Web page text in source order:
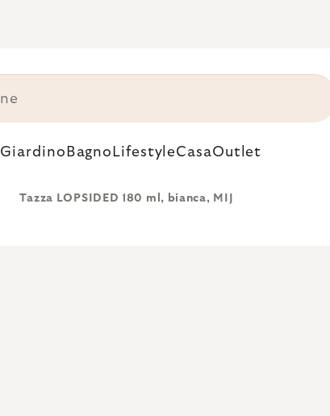
Giardino Bagno LifestyleCasaOutlet
Tazza LOPSIDED 180 ml, bianca, MIJ